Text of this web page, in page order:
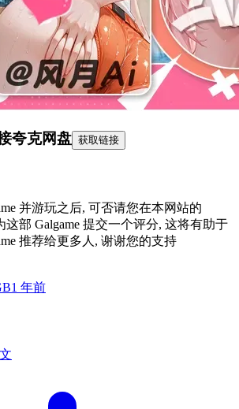
夸克网盘 获取链接
并游玩之后, 可否请您在本网站的
这部 Galgame 提交一个评分, 这将有助于
推荐给更多人, 谢谢您的支持
1 年前